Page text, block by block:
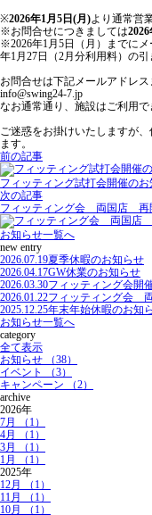
※2026年1月5日(月)より通常営
※お問合せにつきましては
※2026年1月5日（月）までに
年1月27日（2月分利用料）の引
お問合せは下記メールアドレス
info@swing24-7.jp
なお通常通り、施設はご利用で
ご迷惑をお掛けいたしますが
ます。
前の記事
フィッティング試打会開催のお
次の記事
フィッティング会 両国店 再
お知らせ一覧へ
new entry
2026.07.19夏季休暇のお知らせ
2026.04.17GW休業のお知らせ
2026.03.30フィッティング会開
2026.01.22フィッティング会
2025.12.25年末年始休暇のお知
お知らせ一覧へ
category
全て表示
お知らせ （38）
イベント （3）
キャンペーン （2）
archive
2026年
7月 （1）
4月 （1）
3月 （1）
1月 （1）
2025年
12月 （1）
11月 （1）
10月 （1）